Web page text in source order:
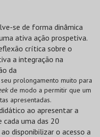
se de forma dinâmica
ativa ação prospetiva.
crítica sobre o
a integração na
da
prolongamento muito para
de modo a permitir que um
apresentadas.
ao apresentar a
uma das 20
disponibilizar o acesso a